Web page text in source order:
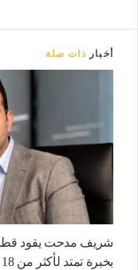
أخبار ذات صلة
شريف مدحت يقود
بخبرة تمتد لأكثر من 18 عاماً - بوابة المدينة برس